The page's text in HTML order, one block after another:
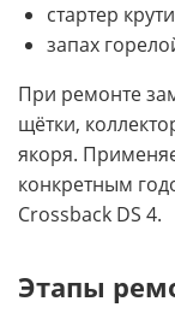
стартер
запах
При ремонте
щётки,
якоря.
конкретным
Crossback DS 4.
Этапы